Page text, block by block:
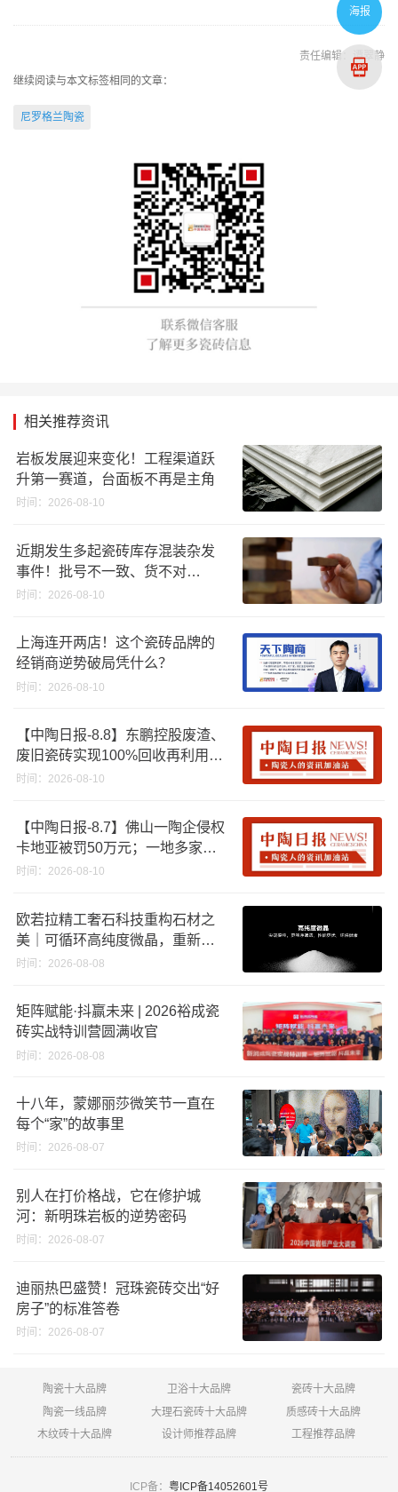
责任编辑：谭翠静
继续阅读与本文标签相同的文章：
尼罗格兰陶瓷
相关推荐资讯
岩板发展迎来变化！工程渠道跃
升第一赛道，台面板不再是主角
时间：2026-08-10
近期发生多起瓷砖库存混装杂发
事件！批号不一致、货不对
板……
时间：2026-08-10
上海连开两店！这个瓷砖品牌的
经销商逆势破局凭什么？
时间：2026-08-10
【中陶日报-8.8】东鹏控股废渣、
废旧瓷砖实现100%回收再利用；
江西一陶企资产将以2670.88万起
合格
时间：2026-08-10
【中陶日报-8.7】佛山一陶企侵权
卡地亚被罚50万元；一地多家陶
企将涨价；福建持续推进“煤改气”
时间：2026-08-10
欧若拉精工奢石科技重构石材之
美｜可循环高纯度微晶，重新定
义高端奢石原料
时间：2026-08-08
矩阵赋能·抖赢未来 | 2026裕成瓷
砖实战特训营圆满收官
时间：2026-08-08
十八年，蒙娜丽莎微笑节一直在
每个“家”的故事里
时间：2026-08-07
别人在打价格战，它在修护城
河：新明珠岩板的逆势密码
时间：2026-08-07
迪丽热巴盛赞！冠珠瓷砖交出“好
房子”的标准答卷
时间：2026-08-07
陶瓷十大品牌 卫浴十大品牌
瓷砖十大品牌
陶瓷一线品牌
大理石瓷砖十大品牌
质感砖十大品牌
木纹砖十大品牌
设计师推荐品牌 工程推荐品牌
ICP备： 粤ICP备14052601号
海报